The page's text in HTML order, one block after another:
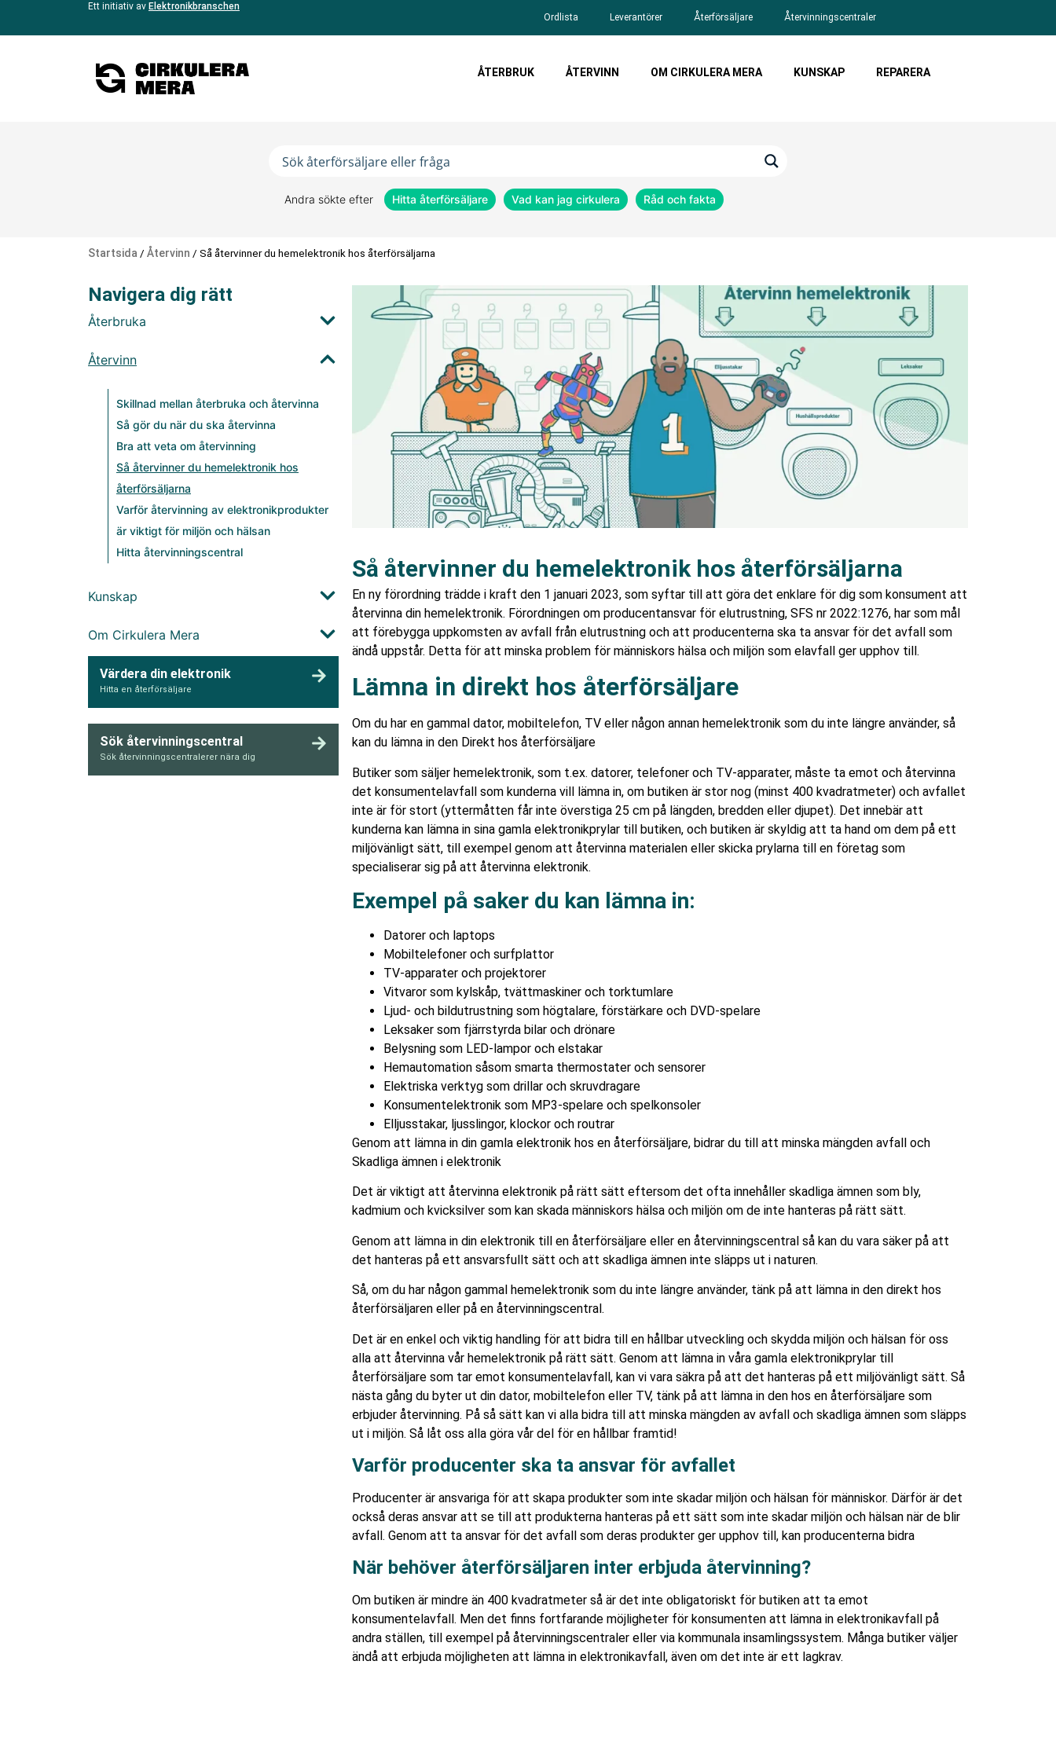
Ett initiativ av Elektronikbranschen
Ordlista
Leverantörer Återförsäljare Återvinningscentraler
ÅTERBRUK ÅTERVINN OM CIRKULERA MERA KUNSKAP REPARERA
Andra sökte efter Hitta återförsäljare Vad kan jag cirkulera Råd och fakta
Startsida / Återvinn / Så återvinner du hemelektronik hos återförsäljarna
Navigera dig rätt
Återbruka
Återvinn
Skillnad mellan återbruka och återvinna
Så gör du när du ska återvinna
Bra att veta om återvinning
Så återvinner du hemelektronik hos
återförsäljarna
Varför återvinning av elektronikprodukter
är viktigt för miljön och hälsan
Hitta återvinningscentral
Kunskap
Om Cirkulera Mera
Värdera din elektronik
Hitta en återförsäljare
Sök återvinningscentral
Sök återvinningscentralerer nära dig
Så återvinner du hemelektronik hos återförsäljarna
En ny förordning trädde i kraft den 1 januari 2023, som syftar till att göra det enklare för dig som konsument att
återvinna din hemelektronik. Förordningen om producentansvar för elutrustning, SFS nr 2022:1276, har som mål
att förebygga uppkomsten av avfall från elutrustning och att producenterna ska ta ansvar för det avfall som
ändå uppstår. Detta för att minska problem för människors hälsa och miljön som elavfall ger upphov till.
Lämna in direkt hos återförsäljare
Om du har en gammal dator, mobiltelefon, TV eller någon annan hemelektronik som du inte längre använder, så
kan du lämna in den Direkt hos återförsäljare
Butiker som säljer hemelektronik, som t.ex. datorer, telefoner och TV-apparater, måste ta emot och återvinna
det konsumentelavfall som kunderna vill lämna in, om butiken är stor nog (minst 400 kvadratmeter) och avfallet
inte är för stort (yttermåtten får inte överstiga 25 cm på längden, bredden eller djupet). Det innebär att
kunderna kan lämna in sina gamla elektronikprylar till butiken, och butiken är skyldig att ta hand om dem på ett
miljövänligt sätt, till exempel genom att återvinna materialen eller skicka prylarna till en företag som
specialiserar sig på att återvinna elektronik.
Exempel på saker du kan lämna in:
Datorer och laptops
Mobiltelefoner och surfplattor
TV-apparater och projektorer
Vitvaror som kylskåp, tvättmaskiner och torktumlare
Ljud- och bildutrustning som högtalare, förstärkare och DVD-spelare
Leksaker som fjärrstyrda bilar och drönare
Belysning som LED-lampor och elstakar
Hemautomation såsom smarta thermostater och sensorer
Elektriska verktyg som drillar och skruvdragare
Konsumentelektronik som MP3-spelare och spelkonsoler
Elljusstakar, ljusslingor, klockor och routrar
Genom att lämna in din gamla elektronik hos en återförsäljare, bidrar du till att minska mängden avfall och
Skadliga ämnen i elektronik
Det är viktigt att återvinna elektronik på rätt sätt eftersom det ofta innehåller skadliga ämnen som bly,
kadmium och kvicksilver som kan skada människors hälsa och miljön om de inte hanteras på rätt sätt.
Genom att lämna in din elektronik till en återförsäljare eller en återvinningscentral så kan du vara säker på att
det hanteras på ett ansvarsfullt sätt och att skadliga ämnen inte släpps ut i naturen.
Så, om du har någon gammal hemelektronik som du inte längre använder, tänk på att lämna in den direkt hos
återförsäljaren eller på en återvinningscentral.
Det är en enkel och viktig handling för att bidra till en hållbar utveckling och skydda miljön och hälsan för oss
alla att återvinna vår hemelektronik på rätt sätt. Genom att lämna in våra gamla elektronikprylar till
återförsäljare som tar emot konsumentelavfall, kan vi vara säkra på att det hanteras på ett miljövänligt sätt. Så
nästa gång du byter ut din dator, mobiltelefon eller TV, tänk på att lämna in den hos en återförsäljare som
erbjuder återvinning. På så sätt kan vi alla bidra till att minska mängden av avfall och skadliga ämnen som släpps
ut i miljön. Så låt oss alla göra vår del för en hållbar framtid!
Varför producenter ska ta ansvar för avfallet
Producenter är ansvariga för att skapa produkter som inte skadar miljön och hälsan för människor. Därför är det
också deras ansvar att se till att produkterna hanteras på ett sätt som inte skadar miljön och hälsan när de blir
avfall. Genom att ta ansvar för det avfall som deras produkter ger upphov till, kan producenterna bidra
När behöver återförsäljaren inter erbjuda återvinning?
Om butiken är mindre än 400 kvadratmeter så är det inte obligatoriskt för butiken att ta emot
konsumentelavfall. Men det finns fortfarande möjligheter för konsumenten att lämna in elektronikavfall på
andra ställen, till exempel på återvinningscentraler eller via kommunala insamlingssystem. Många butiker väljer
ändå att erbjuda möjligheten att lämna in elektronikavfall, även om det inte är ett lagkrav.